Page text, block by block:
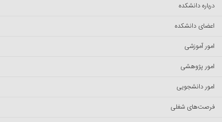
درباره دانشکده
اعضای دانشکده
امور آموزشی
امور پژوهشی
امور دانشجویی
فرصت‌های شغلی